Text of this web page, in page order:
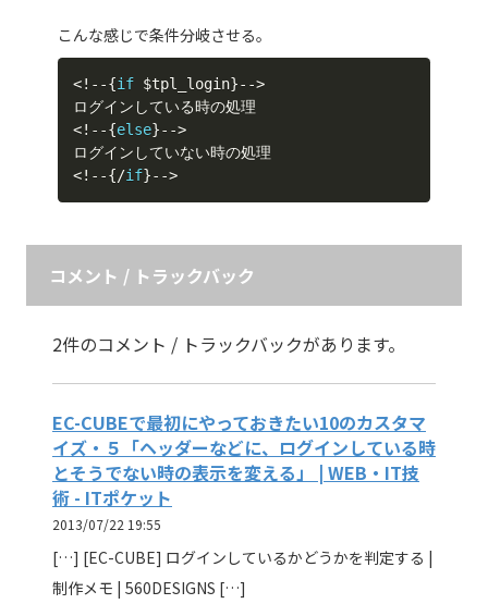
こんな感じで条件分岐させる。
<! --{if $tpl_login}-->
<! --{else}-->
<! --{/if}-->
コメント / トラックバック
2件のコメント / トラックバックがあります。
EC-CUBEで最初にやっておきたい10のカスタマ
イズ・５「ヘッダーなどに、ログインしている時
とそうでない時の表示を変える」 | WEB・IT技
術 - ITポケット
2013/07/22 19:55
[…] [EC-CUBE] ログインしているかどうかを判定する |
制作メモ | 560DESIGNS […]